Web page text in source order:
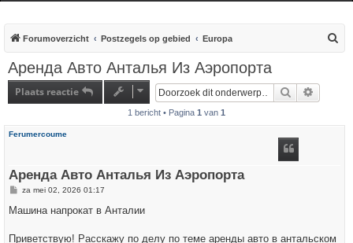
Forumoverzicht Postzegels op gebied Europa
Аренда Авто Анталья Из Аэропорта
Plaats reactie Zoek
1 bericht • Pagina 1 van 1
Ferumercoume
Аренда Авто Анталья Из Аэропорта
B
r
h
za mei 02, 2026 01:17
Машина напрокат в Анталии
Приветствую! Расскажу по делу по теме аренды авто в антальском